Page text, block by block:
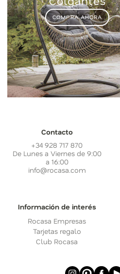
COMPRA AHORA
Contacto
+34 928 717 870
De Lunes a Viernes de 9:00
a 16:00
info@rocasa.com
Información de interés
Rocasa Empresas
Tarjetas regalo
Club Rocasa